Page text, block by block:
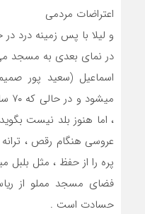
اعتراضات مردمی
و لیلا با پس زمینه درد
در نمای بعدی به مسجد
اسماعیل (سعید پور
، اما هنوز بلد نیست
عروسی هنگام رقص ،
پره را از حفظ ، مثل بلبل
فضای مسجد مملو از
حسادت است .